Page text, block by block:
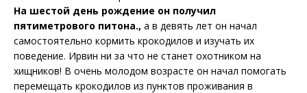
На шестой день рождение он получил
пятиметрового питона., а в девять лет он начал
самостоятельно кормить крокодилов и изучать их
поведение. Ирвин ни за что не станет охотником на
хищников! В очень молодом возрасте он начал помогать
перемещать крокодилов из пунктов проживания в